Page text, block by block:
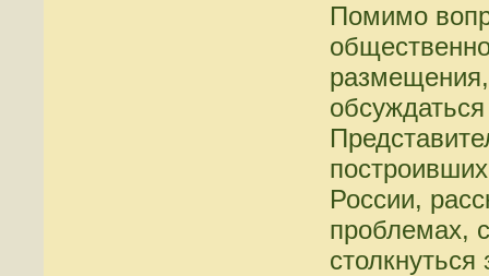
Помимо
России,
проблемах,